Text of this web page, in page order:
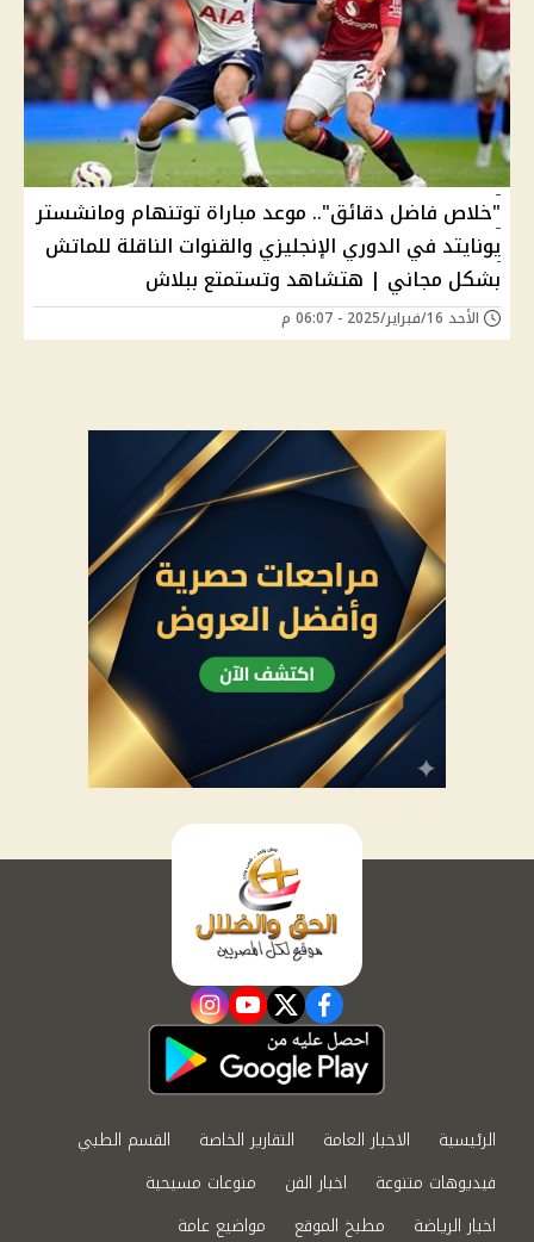
"خلاص فاضل دقائق".. موعد مباراة توتنهام ومانشستر
يونايتد في الدوري الإنجليزي والقنوات الناقلة للماتش
بشكل مجاني | هتشاهد وتستمتع ببلاش
الأحد 16/فبراير/2025 - 06:07 م
facebook
twitter
youtube
instagram
الرئيسية الاخبار العامة التقارير الخاصة
القسم الطبي
فيديوهات متنوعة
اخبار الفن
منوعات مسيحية
اخبار الرياضة
مطبخ الموقع مواضيع عامة